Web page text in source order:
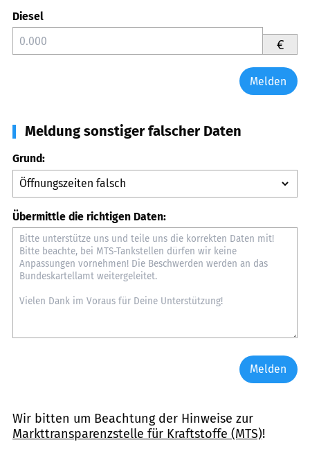
Diesel
€
Melden
Meldung sonstiger falscher Daten
Grund:
Übermittle die richtigen Daten:
Melden
Wir bitten um Beachtung der Hinweise zur
Markttransparenzstelle für Kraftstoffe (MTS)!